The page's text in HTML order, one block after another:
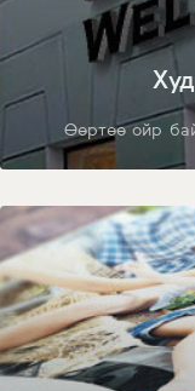
Өөртөө ойр